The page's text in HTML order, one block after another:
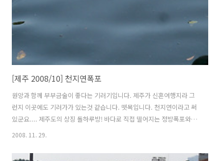
지도와 같이 확인하면서 머리속에 ..
[제주 2008/10] 천지연폭포
원앙과 함께 부부금술이 좋다는 기러기입니다. 제주가 신혼여행지라 그
런지 이곳에도 기러가가 있는것 같습니다. 뗏목입니다. 천지연이라고 써
있군요.... 제주도의 상징 돌하루방! 바다로 직접 떨어지는 정방폭포와는
반대로 한참 안쪽으로 들어가야 볼 수 있습니다. 천지연폭포도 갈수기라
는데, 아쉽네요. 이미 천제연폭포를 시작으로 정방폭포, 천지연폭포까지
2008. 11. 29.